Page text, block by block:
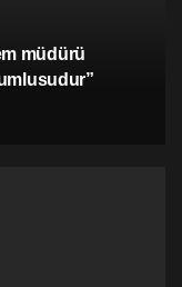
müdürü